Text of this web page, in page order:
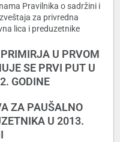
Pravilnika o sadržini i
za privredna
lica i preduzetnike
U PRVOM
SE PRVI PUT U
GODINE
ZA PAUŠALNO
U 2013.